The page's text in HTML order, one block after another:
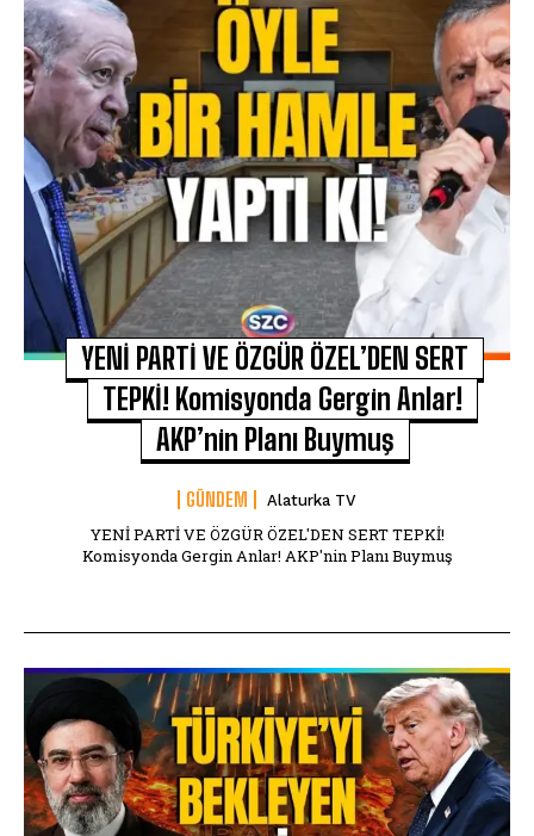
YENİ PARTİ VE ÖZGÜR ÖZEL’DEN SERT
TEPKİ! Komisyonda Gergin Anlar!
AKP’nin Planı Buymuş
GÜNDEM Alaturka TV
YENİ PARTİ VE ÖZGÜR ÖZEL'DEN SERT TEPKİ!
Komisyonda Gergin Anlar! AKP'nin Planı Buymuş